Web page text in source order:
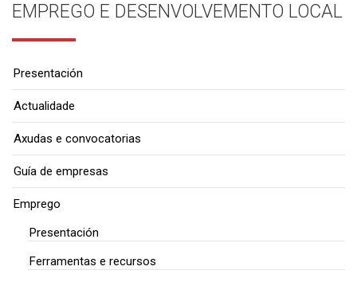
EMPREGO E DESENVOLVEMENTO LOCAL
Presentación
Actualidade
Axudas e convocatorias
Guía de empresas
Emprego
Presentación
Ferramentas e recursos